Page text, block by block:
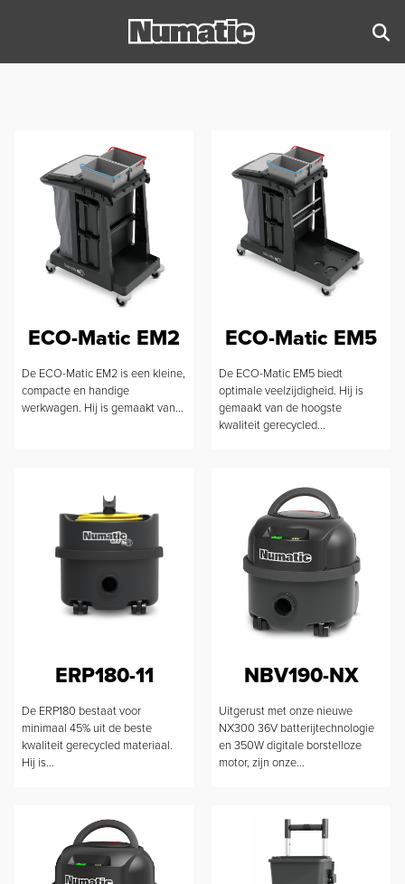
ECO-Matic EM2
De ECO-Matic EM2 is een kleine,
compacte en handige
werkwagen. Hij is gemaakt van...
ECO-Matic EM5
De ECO-Matic EM5 biedt
optimale veelzijdigheid. Hij is
gemaakt van de hoogste
kwaliteit gerecycled...
ERP180-11
De ERP180 bestaat voor
minimaal 45% uit de beste
kwaliteit gerecycled materiaal.
Hij is...
NBV190-NX
Uitgerust met onze nieuwe
NX300 36V batterijtechnologie
en 350W digitale borstelloze
motor, zijn onze...